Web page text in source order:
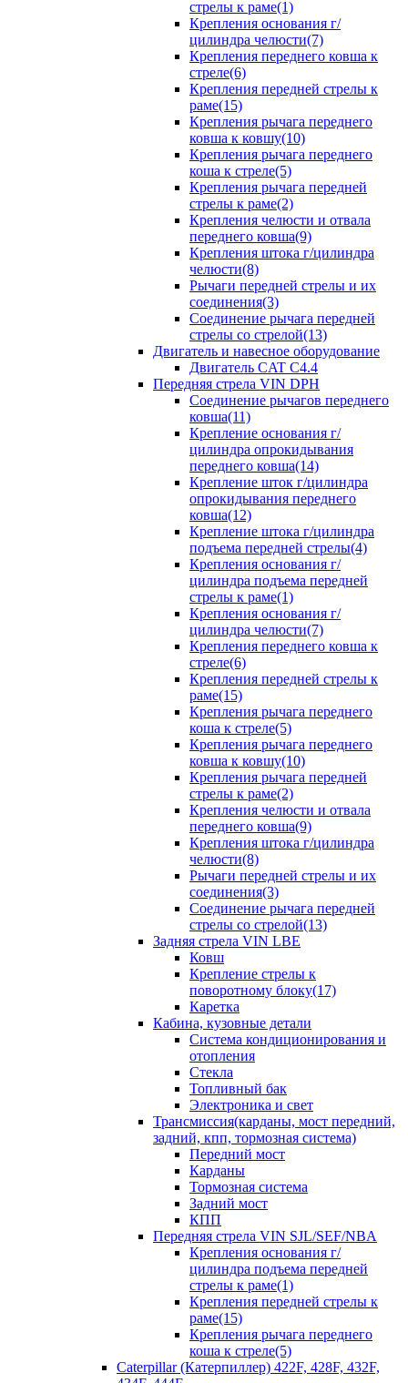
стрелы к раме(1)
Крепления основания г/
цилиндра челюсти(7)
Крепления переднего ковша к
стреле(6)
Крепления передней стрелы к
раме(15)
Крепления рычага переднего
ковша к ковшу(10)
Крепления рычага переднего
коша к стреле(5)
Крепления рычага передней
стрелы к раме(2)
Крепления челюсти и отвала
переднего ковша(9)
Крепления штока г/цилиндра
челюсти(8)
Рычаги передней стрелы и их
соединения(3)
Соединение рычага передней
стрелы со стрелой(13)
Двигатель и навесное оборудование
Двигатель CAT C4.4
Передняя стрела VIN DPH
Cоединение рычагов переднего
ковша(11)
Крепление основания г/
цилиндра опрокидывания
переднего ковша(14)
Крепление шток г/цилиндра
опрокидывания переднего
ковша(12)
Крепление штока г/цилиндра
подъема передней стрелы(4)
Крепления основания г/
цилиндра подъема передней
стрелы к раме(1)
Крепления основания г/
цилиндра челюсти(7)
Крепления переднего ковша к
стреле(6)
Крепления передней стрелы к
раме(15)
Крепления рычага переднего
коша к стреле(5)
Крепления рычага переднего
ковша к ковшу(10)
Крепления рычага передней
стрелы к раме(2)
Крепления челюсти и отвала
переднего ковша(9)
Крепления штока г/цилиндра
челюсти(8)
Рычаги передней стрелы и их
соединения(3)
Соединение рычага передней
стрелы со стрелой(13)
Задняя стрела VIN LBE
Ковш
Крепление стрелы к
поворотному блоку(17)
Каретка
Кабина, кузовные детали
Система кондиционирования и
отопления
Стекла
Топливный бак
Электроника и свет
Трансмиссия(карданы, мост передний,
задний, кпп, тормозная система)
Передний мост
Карданы
Тормозная система
Задний мост
КПП
Передняя стрела VIN SJL/SEF/NBA
Крепления основания г/
цилиндра подъема передней
стрелы к раме(1)
Крепления передней стрелы к
раме(15)
Крепления рычага переднего
коша к стреле(5)
Caterpillar (Катерпиллер) 422F, 428F, 432F,